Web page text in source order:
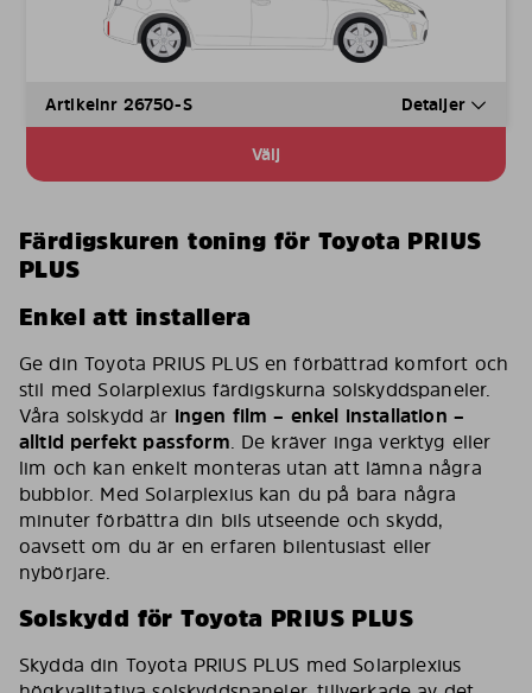
Artikelnr 26750-S Detaljer
Välj
Färdigskuren toning för Toyota PRIUS
PLUS
Enkel att installera
Ge din Toyota PRIUS PLUS en förbättrad komfort och
stil med Solarplexius färdigskurna solskyddspaneler.
Våra solskydd är ingen film – enkel installation –
alltid perfekt passform. De kräver inga verktyg eller
lim och kan enkelt monteras utan att lämna några
bubblor. Med Solarplexius kan du på bara några
minuter förbättra din bils utseende och skydd,
oavsett om du är en erfaren bilentusiast eller
nybörjare.
Solskydd för Toyota PRIUS PLUS
Skydda din Toyota PRIUS PLUS med Solarplexius